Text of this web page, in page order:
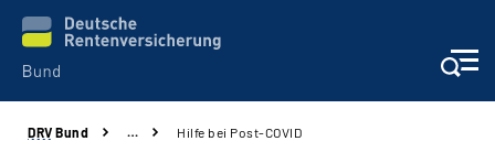
Beratung & Kontakt
DRV Bund … Hilfe bei Post-COVID